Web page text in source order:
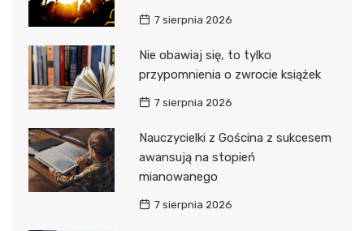
7 sierpnia 2026
Nie obawiaj się, to tylko
przypomnienia o zwrocie książek
7 sierpnia 2026
Nauczycielki z Gościna z sukcesem
awansują na stopień
mianowanego
7 sierpnia 2026